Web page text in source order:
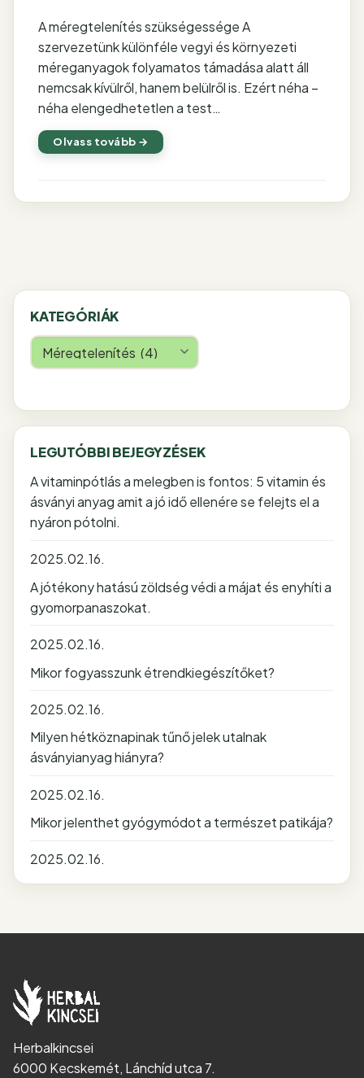
A méregtelenítés szükségessége A
szervezetünk különféle vegyi és környezeti
méreganyagok folyamatos támadása alatt áll
nemcsak kívülről, hanem belülről is. Ezért néha –
néha elengedhetetlen a test…
Olvass tovább →
KATEGÓRIÁK
Kategóriák
LEGUTÓBBI BEJEGYZÉSEK
A vitaminpótlás a melegben is fontos: 5 vitamin és
ásványi anyag amit a jó idő ellenére se felejts el a
nyáron pótolni.
2025.02.16.
A jótékony hatású zöldség védi a májat és enyhíti a
gyomorpanaszokat.
2025.02.16.
Mikor fogyasszunk étrendkiegészítőket?
2025.02.16.
Milyen hétköznapinak tűnő jelek utalnak
ásványianyag hiányra?
2025.02.16.
Mikor jelenthet gyógymódot a természet patikája?
2025.02.16.
Herbalkincsei
6000 Kecskemét, Lánchíd utca 7.